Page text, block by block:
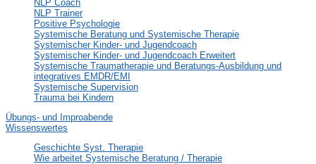
NLP Coach
NLP Trainer
Positive Psychologie
Systemische Beratung und Systemische Therapie
Systemischer Kinder- und Jugendcoach
Systemischer Kinder- und Jugendcoach Erweitert
Systemische Traumatherapie und Beratungs-Ausbildung und
integratives EMDR/EMI
Systemische Supervision
Trauma bei Kindern
Übungs- und Improabende
Wissenswertes
Geschichte Syst. Therapie
Wie arbeitet Systemische Beratung / Therapie